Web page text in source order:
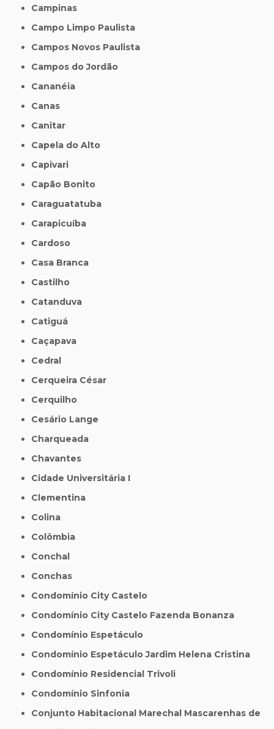
Campinas
Campo Limpo Paulista
Campos Novos Paulista
Campos do Jordão
Cananéia
Canas
Canitar
Capela do Alto
Capivari
Capão Bonito
Caraguatatuba
Carapicuíba
Cardoso
Casa Branca
Castilho
Catanduva
Catiguá
Caçapava
Cedral
Cerqueira César
Cerquilho
Cesário Lange
Charqueada
Chavantes
Cidade Universitária I
Clementina
Colina
Colômbia
Conchal
Conchas
Condomínio City Castelo
Condomínio City Castelo Fazenda Bonanza
Condomínio Espetáculo
Condomínio Espetáculo Jardim Helena Cristina
Condomínio Residencial Trivoli
Condomínio Sinfonia
Conjunto Habitacional Marechal Mascarenhas de